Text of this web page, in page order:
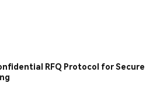
RFQ Protocol for Secure